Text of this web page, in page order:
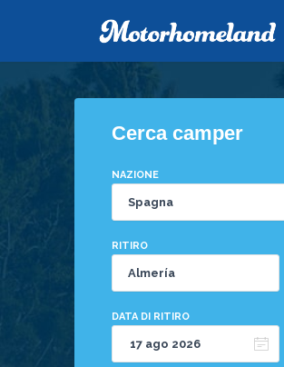
Cerca camper
NAZIONE
RITIRO
DATA DI RITIRO